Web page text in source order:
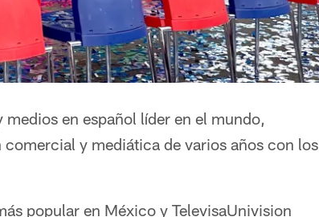
en español líder en el mundo,
y mediática de varios años con los
popular en México y TelevisaUnivision